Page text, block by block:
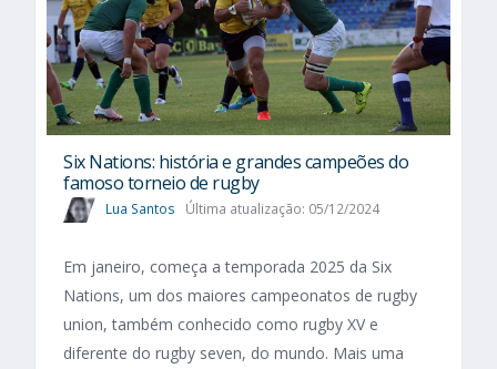
Six Nations​: história e grandes campeões do
famoso torneio de rugby
Lua Santos Última atualização: 05/12/2024
Em janeiro, começa a temporada 2025 da Six
Nations, um dos maiores campeonatos de rugby
union, também conhecido como rugby XV e
diferente do rugby seven, do mundo. Mais uma